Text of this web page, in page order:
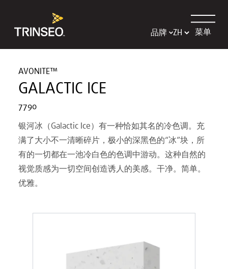
品牌 菜单
AVONITE™
GALACTIC ICE
7790
银河冰（Galactic Ice）有一种恰如其名的冷色调。充
满了大小不一清晰碎片，极小的深黑色的“冰”块，所
有的一切都在一池冷白色的色调中游动。这种自然的
视觉质感为一切空间创造诱人的美感。干净。简单。
优雅。